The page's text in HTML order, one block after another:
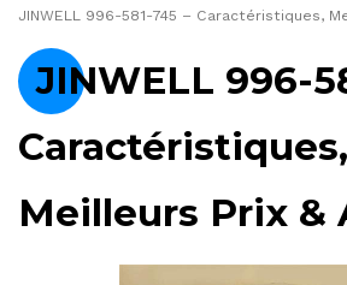
JINWELL 996-581-745 – Caractéristiques,
JINWELL 996-
Caractéristiques,
Meilleurs Prix &